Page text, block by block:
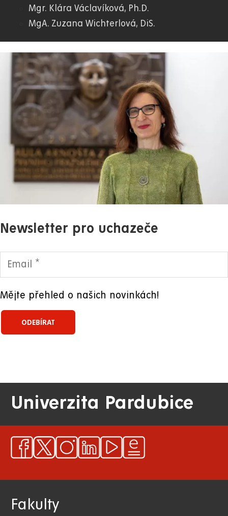
Mgr. Klára Václavíková, Ph.D.
MgA. Zuzana Wichterlová, DiS.
Newsletter pro uchazeče
Mějte přehled o našich novinkách!
Univerzita Pardubice
Fakulty